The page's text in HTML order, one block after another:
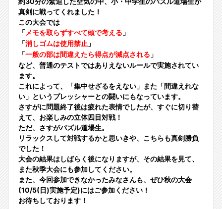
真剣に戦ってくれました！
この大会では
「メモを取らずすべて頭で考える 」
「消しゴムは使用禁止 」
「一般の部は間違えたら得点が減点される 」
など、普通のテストではありえないルールで実施されてい
ます。
これによって、「集中せざるをえない」また「間違えれな
い」というプレッシャーとの闘いにもなっています。
さすがに問題終了後は疲れた表情でしたが、すぐに切り替
えて、お楽しみの立体四目対戦！
ただ、さすがパズル道場生。
リラックスして対戦するかと思いきや、こちらも真剣勝負
でした！
大会の結果はしばらく後になりますが、その結果を見て、
また秋季大会にも参加してください。
また、今回参加できなかったみなさんも、ぜひ秋の大会
(10/5(日)実施予定)にはご参加ください！
お待ちしております！